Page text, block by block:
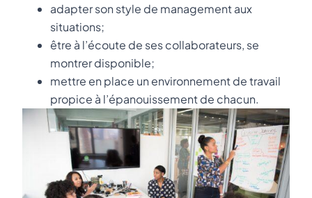
adapter son style de management aux
situations;
être à l’écoute de ses collaborateurs, se
montrer disponible;
mettre en place un environnement de travail
propice à l’épanouissement de chacun.